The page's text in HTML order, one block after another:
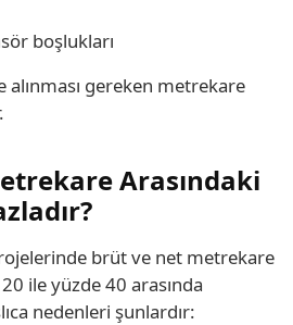
boşlukları
alınması gereken metrekare
Arasındaki
brüt ve net metrekare
ile yüzde 40 arasında
nedenleri şunlardır: